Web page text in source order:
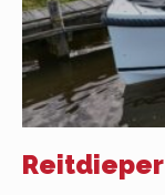
Reitdieper